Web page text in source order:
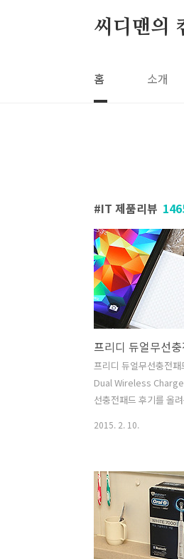
씨디맨의
홈 소개
IT 제품리뷰
프리디 듀얼무선충전
Dual Wireless
선충전패드 후기를 올
점이 충전하는 부분입
자 부분을 커버로 막아
요. 이럴 때 무선으로 충
얼무선충전패드와 같은
상당히 편리 합니다. 패
을 하는 형태이므로 기
2015. 2. 10.